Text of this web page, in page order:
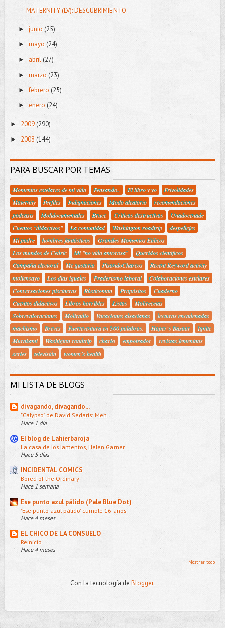
MATERNITY (LV): DESCUBRIMIENTO.
► junio (25)
► mayo (24)
► abril(27)
► marzo (23)
►febrero (25)
► enero (24)
► 2009(290)
► 2008 (144)
PARA BUSCAR POR TEMAS
Momentos estelares de mi vida Pensando.. El libro y yo
Frivolidades
Maternity
Perfiles Indignaciones Modo aleatorio
recomendaciones
podcasts
Molidocumentales Bruce Criticas destructivas
Unadocenade
Cuentos "didactivos"
La comunidad Washington roadtrip
despellejes
Mi padre
hombres fantásticos
Grandes Momentos Etílicos
Los mundos de Cedric
Mi "no vida amorosa"
Queridos científicos
Campaña electoral
Me gustaría PisandoCharcos
Recent Keyword activity
moliensayo
Los días iguales Praderismo laboral
Colaboraciones estelares
Conversaciones piscineras
Rústicoman Propósitos
Cuaderno
Cuentos didactivos
Libros horribles Listas
Molirecetas
Sobrevaloraciones
Moliradio Vacaciones alsacianas
lecturas encadenadas
machismo
Breves Fuerteventura en 500 palabras. Haper´s Bazaar
Ignite
Murakami
Washigton roadtrip charla empotrador
revistas femeninas
series
televisión women´s health
MI LISTA DE BLOGS
divagando, divagando...
"Calypso" de David Sedaris: Meh
Hace 1 día
El blog de Lahierbaroja
La casa de los lamentos, Helen Garner
Hace 5 días
INCIDENTAL COMICS
Bored of the Ordinary
Hace 1 semana
Ese punto azul pálido (Pale Blue Dot)
'Ese punto azul pálido' cumple 16 años
Hace 4 meses
EL CHICO DE LA CONSUELO
Reinicio
Hace 4 meses
Mostrar todo
Con la tecnología de Blogger.